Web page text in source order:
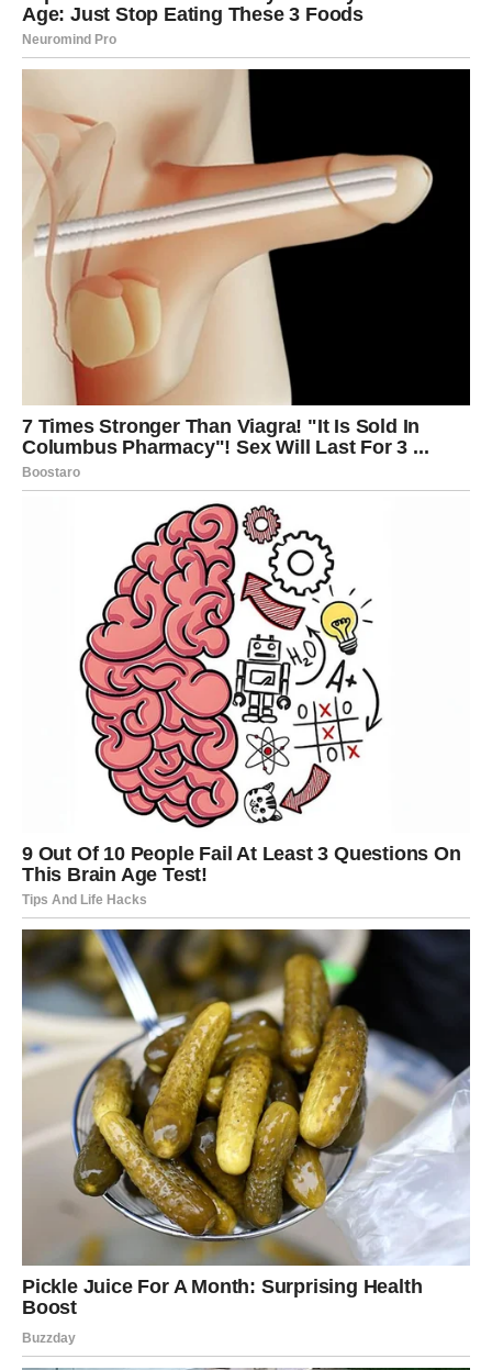
Pred vama su emotivni trenuci.
BLIZANCI
Jedna poruka mogla bi vas potpuno iznenaditi.
Neko želi obnoviti kontakt koji je odavno prekinut.
Ljubavna poruka
Ne donosite zaključke prije razgovora.
Sudbina vam šalje neočekivani
znak
Pred vama su važni trenuci.
Rakovi su među znakovima kojima se prošlost najjače
Osoba koja vam je nekada mnogo značila više ne može
skrivati osjećanja.
Ljubavna poruka
Ne ignorišite ono što vam srce govori.
Ljubavna priča dobija novo
poglavlje
Pred vama su posebni trenuci.
LAV
Neko iz prošlosti pažljivo prati vaš život.
Do kraja proljeća moguć je pokušaj pomirenja ili važan
razgovor.
Ljubavna poruka
Pitajte se šta zaista želite.